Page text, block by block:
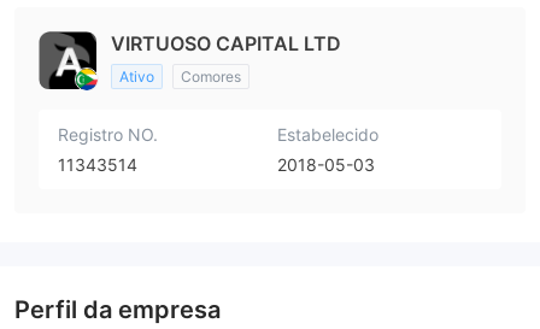
VIRTUOSO CAPITAL LTD
Ativo Comores
Registro NO.
11343514
Estabelecido
2018-05-03
Perfil da empresa